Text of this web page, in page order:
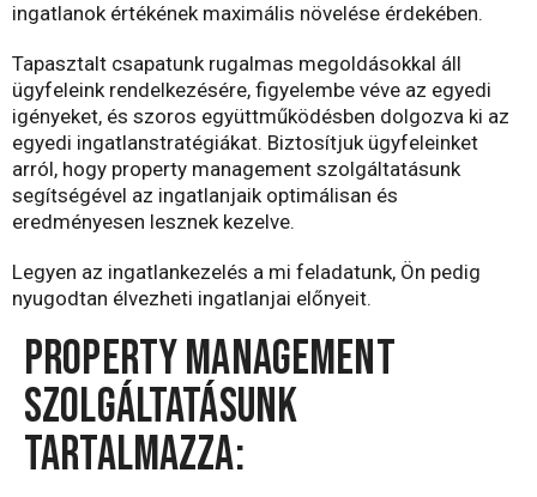
ingatlanok értékének maximális növelése érdekében.
Tapasztalt csapatunk rugalmas megoldásokkal áll
ügyfeleink rendelkezésére, figyelembe véve az egyedi
igényeket, és szoros együttműködésben dolgozva ki az
egyedi ingatlanstratégiákat. Biztosítjuk ügyfeleinket
arról, hogy property management szolgáltatásunk
segítségével az ingatlanjaik optimálisan és
eredményesen lesznek kezelve.
Legyen az ingatlankezelés a mi feladatunk, Ön pedig
nyugodtan élvezheti ingatlanjai előnyeit.
PROPERTY MANAGEMENT
SZOLGÁLTATÁSUNK
TARTALMAZZA: